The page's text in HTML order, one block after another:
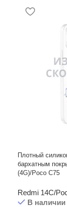
Плотный
бархатным
(4G)/Poco C75
Redmi 14C/
В наличии